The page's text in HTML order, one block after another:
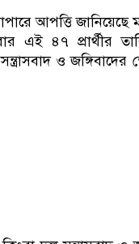
ডাকাতির
আপত্তি জানিয়েছে
৪৭ প্রার্থীর
ও জঙ্গিবাদের